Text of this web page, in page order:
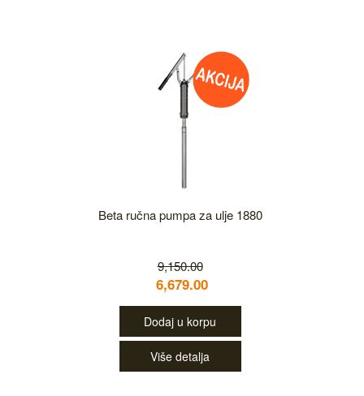
Beta ručna pumpa za ulje 1880
9,150.00
6,679.00
Dodaj u korpu
Više detalja